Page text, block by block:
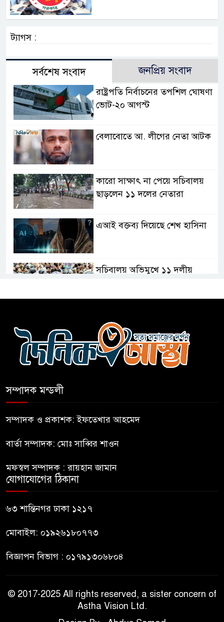
ট্যাগস :
সর্বশেষ সংবাদ জনপ্রিয় সংবাদ
রাষ্ট্রপতি নির্বাচনের তপশিল ঘোষণা
ভোট-২০ আগস্ট
বেলাবোতে আ. লীগের নেতা আটক
কারো সাক্ষাৎ না পেয়ে সচিবালয়
ছাড়লেন ১১ দলের নেতারা
এআই বক্তব্য দিয়েছে শেখ হাসিনা
সচিবালয় অভিমুখে ১১ দলীয়
হাসিনাকে সংবাদমাধ্যমে কথা বলার
সুযোগ দেওয়ায় ঢাকার ক্ষোভ
জুলাই গণঅভ্যুত্থান দিবসের
ফের জকসু নেতার ওপর হামলা
সাকিব আল হাসানের বাড়িতে বোমা
সম্পাদক মন্ডলী
সম্পাদক ও প্রকাশক: ইফতেখার আহমেদ
বার্তা সম্পাদক: মোঃ সাব্বির শাওন
মফস্বল সম্পাদক : রায়হান জামান
যোগাযোগের ঠিকানা
৬৩ শান্তিনগর ঢাকা ১২১৭
মোবাইল: ০১৯২৬১৮০৭৭৩
বিজ্ঞাপন বিভাগ : ০১৭৯১৩০৬৮০৪
© 2017-2025 All rights reserved, a sister concern of
Astha Vision Ltd.